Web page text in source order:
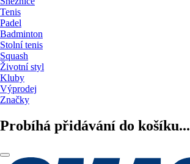
Tenis
Padel
Badminton
Stolní tenis
Squash
Životní styl
Kluby
Výprodej
Značky
Probíhá přidávání do košíku...